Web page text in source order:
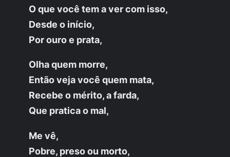
O que você tem a ver com isso,
Desde o início,
Por ouro e prata,
Olha quem morre,
Então veja você quem mata,
Recebe o mérito, a farda,
Que pratica o mal,
Me vê,
Pobre, preso ou morto,